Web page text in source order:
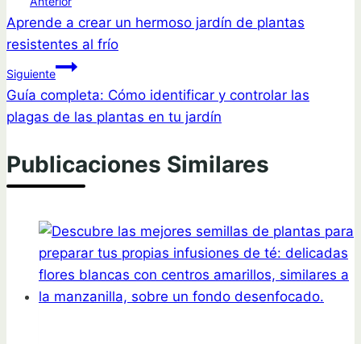
de
entradas
Aprende a crear un hermoso jardín de plantas
resistentes al frío
Siguiente
Guía completa: Cómo identificar y controlar las
plagas de las plantas en tu jardín
Publicaciones Similares